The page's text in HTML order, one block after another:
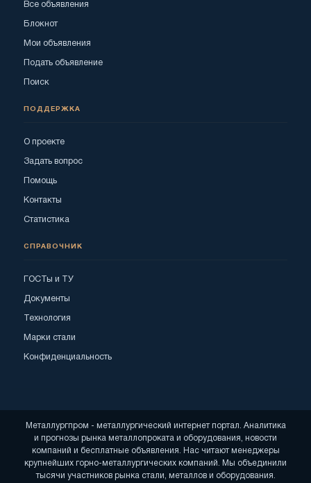
Все объявления
Блокнот
Мои объявления
Подать объявление
Поиск
ПОДДЕРЖКА
О проекте
Задать вопрос
Помощь
Контакты
Статистика
СПРАВОЧНИК
ГОСТы и ТУ
Документы
Технология
Марки стали
Конфиденциальность
Металлургпром - металлургический интернет портал. Аналитика
и прогнозы рынка металлопроката и оборудования, новости
компаний и бесплатные объявления. Нас читают менеджеры
крупнейших горно-металлургических компаний. Мы объединили
тысячи участников рынка стали, металлов и оборудования.